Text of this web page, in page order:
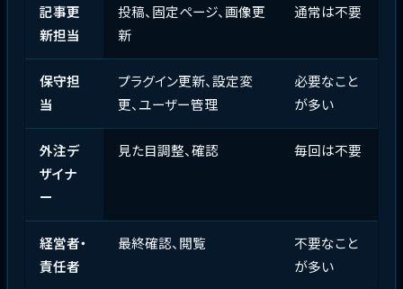
記事更
新担当
投稿、固定ページ、画像更
新
通常は不要
保守担
当
プラグイン更新、設定変
更、ユーザー管理
必要なこと
が多い
外注デ
ザイナ
ー
見た目調整、確認 毎回は不要
経営者・
責任者
最終確認、閲覧
不要なこと
が多い